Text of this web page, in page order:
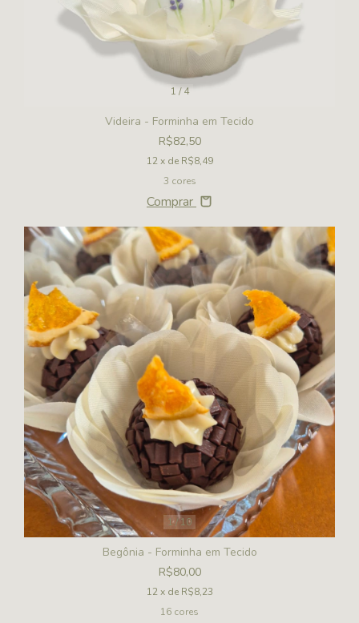
1 /4
Videira - Forminha em Tecido
R$82,50
12 x de R$8,49
3 cores
Comprar
1/10
Begônia - Forminha em Tecido
R$80,00
12 x de R$8,23
16 cores